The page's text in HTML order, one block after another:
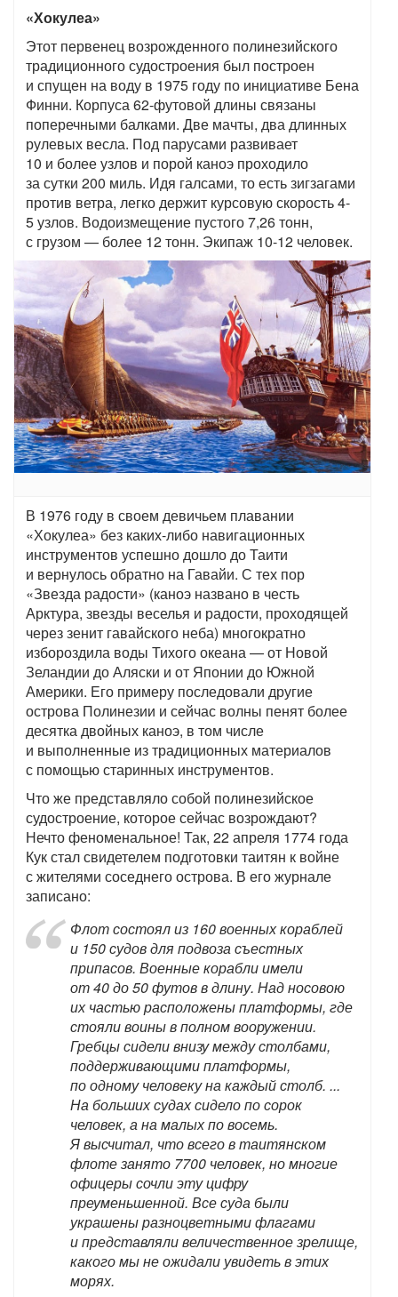
«Хокулеа»
Этот первенец возрожденного полинезийского
традиционного судостроения был построен
и спущен на воду в 1975 году по инициативе Бена
Финни. Корпуса 62-футовой длины связаны
поперечными балками. Две мачты, два длинных
рулевых весла. Под парусами развивает
10 и более узлов и порой каноэ проходило
за сутки 200 миль. Идя галсами, то есть зигзагами
против ветра, легко держит курсовую скорость 4-
5 узлов. Водоизмещение пустого 7,26 тонн,
с грузом — более 12 тонн. Экипаж 10-12 человек.
В 1976 году в своем девичьем плавании
«Хокулеа» без каких-либо навигационных
инструментов успешно дошло до Таити
и вернулось обратно на Гавайи. С тех пор
«Звезда радости» (каноэ названо в честь
Арктура, звезды веселья и радости, проходящей
через зенит гавайского неба) многократно
избороздила воды Тихого океана — от Новой
Зеландии до Аляски и от Японии до Южной
Америки. Его примеру последовали другие
острова Полинезии и сейчас волны пенят более
десятка двойных каноэ, в том числе
и выполненные из традиционных материалов
с помощью старинных инструментов.
Что же представляло собой полинезийское
судостроение, которое сейчас возрождают?
Нечто феноменальное! Так, 22 апреля 1774 года
Кук стал свидетелем подготовки таитян к войне
с жителями соседнего острова. В его журнале
записано:
Флот состоял из 160 военных кораблей
и 150 судов для подвоза съестных
припасов. Военные корабли имели
от 40 до 50 футов в длину. Над носовою
их частью расположены платформы, где
стояли воины в полном вооружении.
Гребцы сидели внизу между столбами,
поддерживающими платформы,
по одному человеку на каждый столб. ...
На больших судах сидело по сорок
человек, а на малых по восемь.
Я высчитал, что всего в таитянском
флоте занято 7700 человек, но многие
офицеры сочли эту цифру
преуменьшенной. Все суда были
украшены разноцветными флагами
и представляли величественное зрелище,
какого мы не ожидали увидеть в этих
морях.